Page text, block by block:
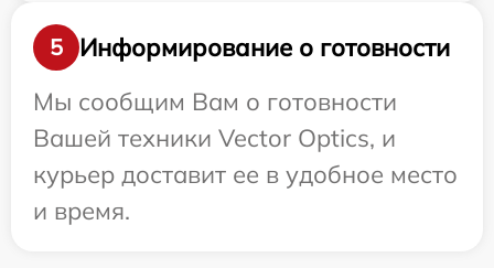
5
Информирование о готовности
Мы сообщим Вам о готовности
Вашей техники Vector Optics, и
курьер доставит ее в удобное место
и время.